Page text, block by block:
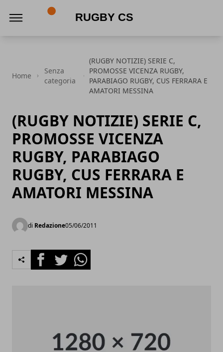
Home
Senza
categoria
(RUGBY NOTIZIE) SERIE C,
PROMOSSE VICENZA RUGBY,
PARABIAGO RUGBY, CUS FERRARA E
AMATORI MESSINA
(RUGBY NOTIZIE) SERIE C,
PROMOSSE VICENZA
RUGBY, PARABIAGO
RUGBY, CUS FERRARA E
AMATORI MESSINA
di Redazione05/06/2011
FacebookTwitterWhatsapp